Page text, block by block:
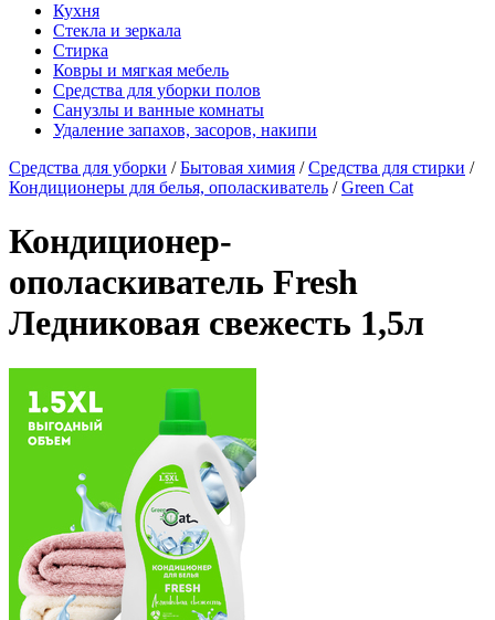
Кухня
Стекла и зеркала
Стирка
Ковры и мягкая мебель
Средства для уборки полов
Санузлы и ванные комнаты
Удаление запахов, засоров, накипи
Средства для уборки /Бытовая химия /Средства для стирки /
Кондиционеры для белья, ополаскиватель /Green Cat
Кондиционер-
ополаскиватель Fresh
Ледниковая свежесть 1,5л